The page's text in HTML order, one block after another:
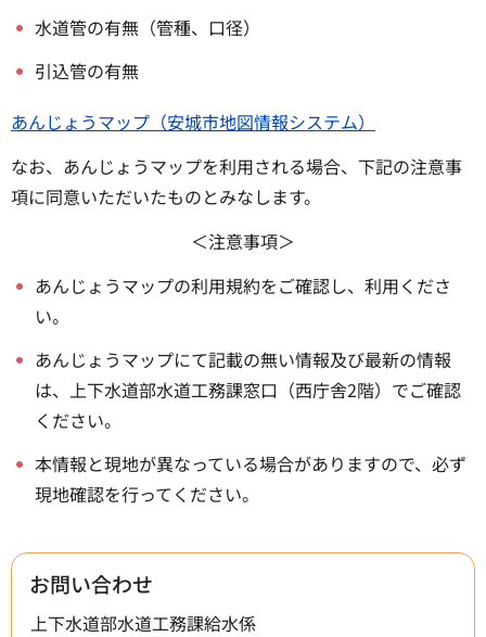
水道管の有無（管種、口径）
引込管の有無
あんじょうマップ（安城市地図情報システム）
なお、あんじょうマップを利用される場合、下記の注意事
項に同意いただいたものとみなします。
＜注意事項＞
あんじょうマップの利用規約をご確認し、利用くださ
い。
あんじょうマップにて記載の無い情報及び最新の情報
は、上下水道部水道工務課窓口（西庁舎2階）でご確認
ください。
本情報と現地が異なっている場合がありますので、必ず
現地確認を行ってください。
お問い合わせ
上下水道部水道工務課給水係